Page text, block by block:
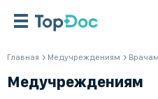
Главная Медучреждениям
Медучреждениям